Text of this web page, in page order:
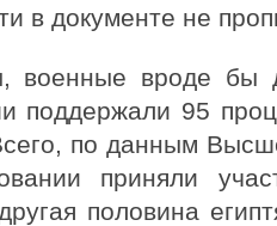
в документе не
военные вроде бы
поддержали 95
по данным
приняли
половина